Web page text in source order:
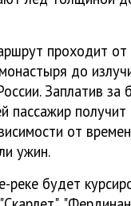
проходит от
до
Заплатив за
пассажир
от
ужин.
реке будет